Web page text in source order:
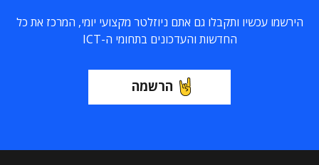
הירשמו עכשיו ותקבלו גם אתם ניוזלטר מקצועי יומי, המרכז את כל
החדשות והעדכונים בתחומי ה-ICT
הרשמה